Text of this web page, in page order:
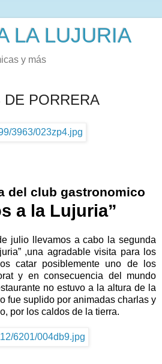
LA LUJURIA
y más
DE PORRERA
del club gastronomico
a la Lujuria”
julio llevamos a cabo la segunda
,una agradable visita para los
catar posiblemente uno de los
y en consecuencia del mundo
no estuvo a la altura de la
fue suplido por animadas charlas y
por los caldos de la tierra.